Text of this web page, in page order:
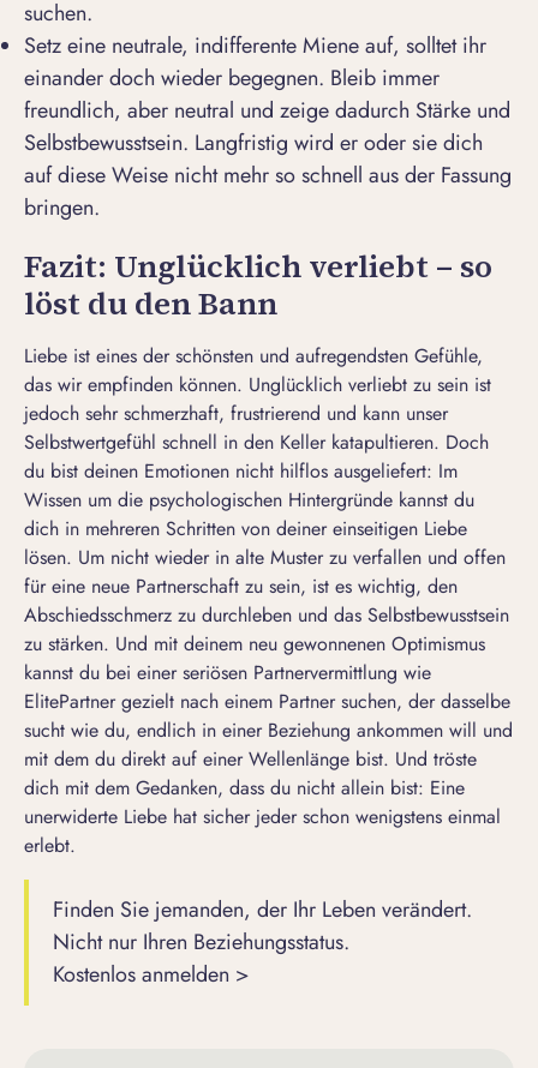
suchen.
Setz eine neutrale, indifferente Miene auf, solltet ihr
einander doch wieder begegnen. Bleib immer
freundlich, aber neutral und zeige dadurch Stärke und
Selbstbewusstsein. Langfristig wird er oder sie dich
auf diese Weise nicht mehr so schnell aus der Fassung
bringen.
Fazit: Unglücklich verliebt – so
löst du den Bann
Liebe ist eines der schönsten und aufregendsten Gefühle,
das wir empfinden können. Unglücklich verliebt zu sein ist
jedoch sehr schmerzhaft, frustrierend und kann unser
Selbstwertgefühl schnell in den Keller katapultieren. Doch
du bist deinen Emotionen nicht hilflos ausgeliefert: Im
Wissen um die psychologischen Hintergründe kannst du
dich in mehreren Schritten von deiner einseitigen Liebe
lösen. Um nicht wieder in alte Muster zu verfallen und offen
für eine neue Partnerschaft zu sein, ist es wichtig, den
Abschiedsschmerz zu durchleben und das Selbstbewusstsein
zu stärken. Und mit deinem neu gewonnenen Optimismus
kannst du bei einer seriösen Partnervermittlung wie
ElitePartner gezielt nach einem Partner suchen, der dasselbe
sucht wie du, endlich in einer Beziehung ankommen will und
mit dem du direkt auf einer Wellenlänge bist. Und tröste
dich mit dem Gedanken, dass du nicht allein bist: Eine
unerwiderte Liebe hat sicher jeder schon wenigstens einmal
erlebt.
Finden Sie jemanden, der Ihr Leben verändert.
Nicht nur Ihren Beziehungsstatus.
Kostenlos anmelden >